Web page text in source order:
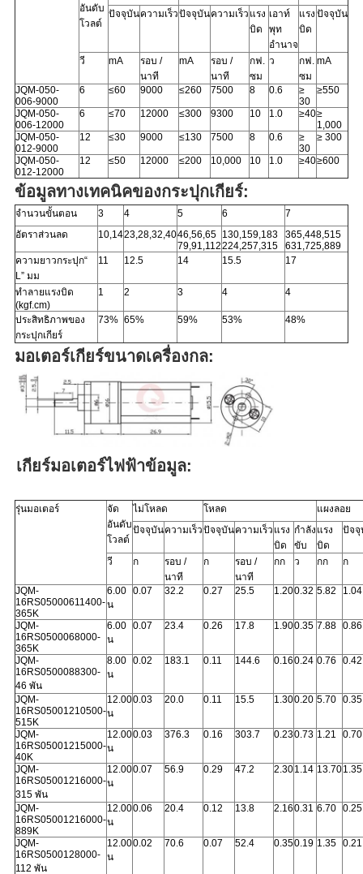
อันดับ
โวลต์
ปัจจุบันความเร็วปัจจุบันความเร็ว แรง
บิด
เอาท์
พุท
อำนาจ
แรง
บิด
ปัจจุบัน
วี mA
รอบ /
นาที
mA
รอบ /
นาที
กฟ.
ซม
ว
กฟ.
ซม
mA
JQM-050-
006-9000
6 ≤60 9000 ≤260 7500 8 0.6
≥
30
≥550
JQM-050-
006-12000
6 ≤70 12000 ≤300 9300 10 1.0 ≥40≥
1,000
JQM-050-
012-9000
12 ≤30 9000 ≤130 7500 8 0.6
≥
30
≥ 300
JQM-050-
012-12000
12 ≤50 12000 ≤200 10,000 10 1.0 ≥40≥600
ข้อมูลทางเทคนิคของกระปุกเกียร์:
จำนวนขั้นตอน 3 4 5 6
7
อัตราส่วนลด
10,1423,28,32,4046,56,65
79,91,112
130,159,183
224,257,315
365,448,515
631,725,889
ความยาวกระปุก“
L” มม
11 12.5 14 15.5 17
ทำลายแรงบิด
(kgf.cm)
1 2 3 4 4
ประสิทธิภาพของ
กระปุกเกียร์
73% 65% 59% 53% 48%
มอเตอร์เกียร์ขนาดเครื่องกล:
เกียร์มอเตอร์ไฟฟ้าข้อมูล:
รุ่นมอเตอร์
จัด
อันดับ
โวลต์
ไม่โหลด โหลด
แผงลอย
ปัจจุบันความเร็วปัจจุบันความเร็ว แรง
บิด
กำลัง
ขับ
แรง
บิด
ปัจจุ
วี ก
รอบ /
นาที
ก
รอบ /
นาที
กก ว กก ก
JQM-
16RS05000611400-
365K
6.00
น
0.07 32.2 0.27 25.5 1.200.32 5.82 1.04
JQM-
16RS0500068000-
365K
6.00
น
0.07 23.4 0.26 17.8 1.900.35 7.88 0.86
JQM-
16RS0500088300-
46 พัน
8.00
น
0.02 183.1 0.11 144.6 0.160.24 0.76 0.42
JQM-
16RS05001210500-
515K
12.00
น
0.03 20.0 0.11 15.5 1.300.20 5.70 0.35
JQM-
16RS05001215000-
40K
12.00
น
0.03 376.3 0.16 303.7 0.230.73 1.21 0.70
JQM-
16RS05001216000-
315 พัน
12.00
น
0.07 56.9 0.29 47.2 2.301.14 13.701.35
JQM-
16RS05001216000-
889K
12.00
น
0.06 20.4 0.12 13.8 2.160.31 6.70 0.25
JQM-
16RS0500128000-
112 พัน
12.00
น
0.02 70.6 0.07 52.4 0.350.19 1.35 0.21